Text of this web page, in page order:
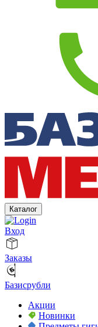
Каталог
Вход
Заказы
Базисрубли
Акции
Новинки